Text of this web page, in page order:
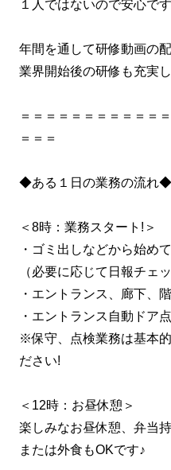
１人ではないので安心です
年間を通して研修動画の
業界開始後の研修も充実
＝＝＝＝＝＝＝＝＝＝＝
＝＝＝
◆ある１日の業務の流れ◆
＜8時：業務スタート!＞
・ゴミ出しなどから始め
（必要に応じて日報チェ
・エントランス、廊下、
・エントランス自動ドア
※保守、点検業務は基本
ださい!
＜12時：お昼休憩＞
楽しみなお昼休憩、弁当
または外食もOKです♪